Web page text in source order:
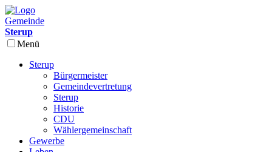
Gemeinde
Sterup
Menü
Sterup
Bürgermeister
Gemeindevertretung
Sterup
Historie
CDU
Wählergemeinschaft
Gewerbe